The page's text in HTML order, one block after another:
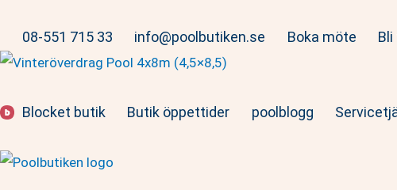
innehåll
08-551 715 33 info@poolbutiken.se Boka möte
Blocket butik Butik öppettider poolblogg